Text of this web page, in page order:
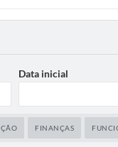
Data inicial
FINANÇAS